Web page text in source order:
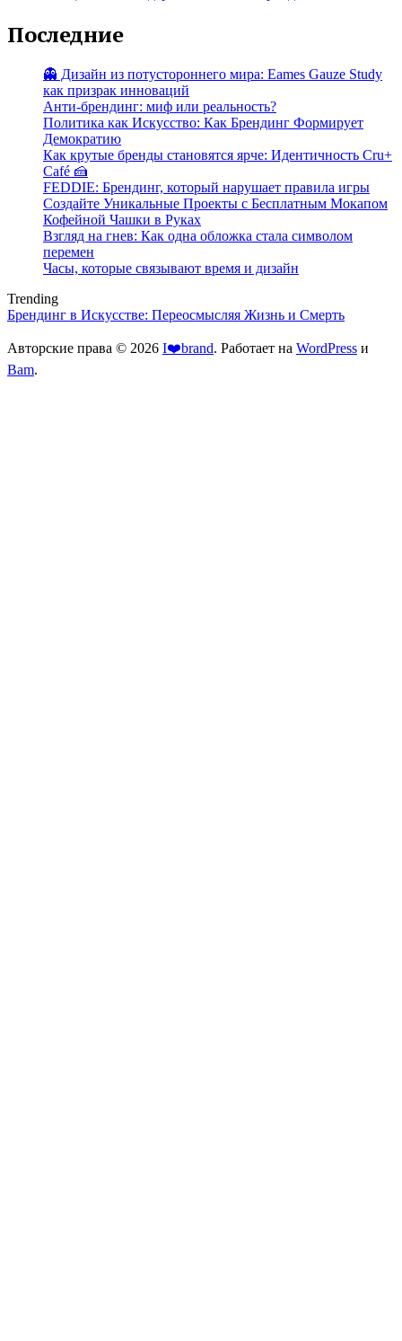
Последние
👻 Дизайн из потустороннего мира: Eames Gauze Study
как призрак инноваций
Анти-брендинг: миф или реальность?
Политика как Искусство: Как Брендинг Формирует
Демократию
Как крутые бренды становятся ярче: Идентичность Cru+
Café 🍰
FEDDIE: Брендинг, который нарушает правила игры
Создайте Уникальные Проекты с Бесплатным Мокапом
Кофейной Чашки в Руках
Взгляд на гнев: Как одна обложка стала символом
перемен
Часы, которые связывают время и дизайн
Trending
Брендинг в Искусстве: Переосмысляя Жизнь и Смерть
Авторские права © 2026 I❤️brand. Работает на WordPress и
Bam.